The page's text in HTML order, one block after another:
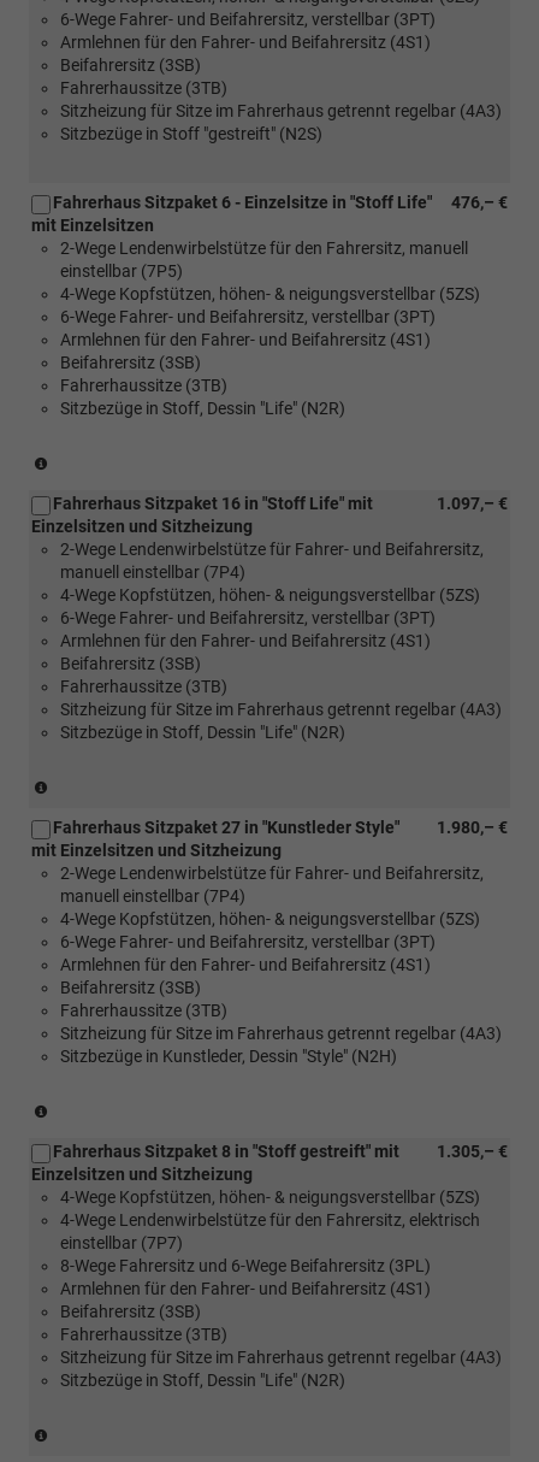
36)
[Z30]
Fahrerhaus
Sitzpaket
36)
6-Wege Fahrer- und Beifahrersitz, verstellbar (3PT)
Armlehnen für den Fahrer- und Beifahrersitz (4S1)
Beifahrersitz (3SB)
Fahrerhaussitze (3TB)
Sitzheizung für Sitze im Fahrerhaus getrennt regelbar (4A3)
Sitzbezüge in Stoff "gestreift" (N2S)
476,– €
Fahrerhaus Sitzpaket 6 - Einzelsitze in "Stoff Life"
mit Einzelsitzen
2-Wege Lendenwirbelstütze für den Fahrersitz, manuell
einstellbar (7P5)
4-Wege Kopfstützen, höhen- & neigungsverstellbar (5ZS)
6-Wege Fahrer- und Beifahrersitz, verstellbar (3PT)
Armlehnen für den Fahrer- und Beifahrersitz (4S1)
Beifahrersitz (3SB)
Fahrerhaussitze (3TB)
Sitzbezüge in Stoff, Dessin "Life" (N2R)
Verbindung
mit
[FM4]
Trimlevel
Style
für
Transporter)
1.097,– €
Fahrerhaus Sitzpaket 16 in "Stoff Life" mit
Einzelsitzen und Sitzheizung
2-Wege Lendenwirbelstütze für Fahrer- und Beifahrersitz,
manuell einstellbar (7P4)
4-Wege Kopfstützen, höhen- & neigungsverstellbar (5ZS)
6-Wege Fahrer- und Beifahrersitz, verstellbar (3PT)
Armlehnen für den Fahrer- und Beifahrersitz (4S1)
Beifahrersitz (3SB)
Fahrerhaussitze (3TB)
Sitzheizung für Sitze im Fahrerhaus getrennt regelbar (4A3)
Sitzbezüge in Stoff, Dessin "Life" (N2R)
Verbindung
mit
[FM4]
Trimlevel
Style
für
Transporter)
1.980,– €
Fahrerhaus Sitzpaket 27 in "Kunstleder Style"
mit Einzelsitzen und Sitzheizung
2-Wege Lendenwirbelstütze für Fahrer- und Beifahrersitz,
manuell einstellbar (7P4)
4-Wege Kopfstützen, höhen- & neigungsverstellbar (5ZS)
6-Wege Fahrer- und Beifahrersitz, verstellbar (3PT)
Armlehnen für den Fahrer- und Beifahrersitz (4S1)
Beifahrersitz (3SB)
Fahrerhaussitze (3TB)
Sitzheizung für Sitze im Fahrerhaus getrennt regelbar (4A3)
Sitzbezüge in Kunstleder, Dessin "Style" (N2H)
Verbindung
mit
[FM4]
Trimlevel
Style
für
Transporter)
1.305,– €
Fahrerhaus Sitzpaket 8 in "Stoff gestreift" mit
Einzelsitzen und Sitzheizung
4-Wege Kopfstützen, höhen- & neigungsverstellbar (5ZS)
4-Wege Lendenwirbelstütze für den Fahrersitz, elektrisch
einstellbar (7P7)
8-Wege Fahrersitz und 6-Wege Beifahrersitz (3PL)
Armlehnen für den Fahrer- und Beifahrersitz (4S1)
Beifahrersitz (3SB)
Fahrerhaussitze (3TB)
Sitzheizung für Sitze im Fahrerhaus getrennt regelbar (4A3)
Sitzbezüge in Stoff, Dessin "Life" (N2R)